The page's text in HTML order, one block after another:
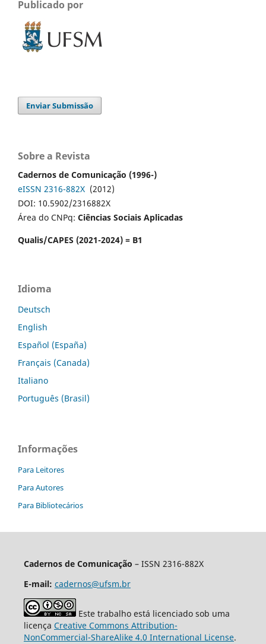
Publicado por
Enviar Submissão
Sobre a Revista
Cadernos de Comunicação (1996-)
eISSN 2316-882X (2012)
DOI: 10.5902/2316882X
Área do CNPq: Ciências Sociais Aplicadas
Qualis/CAPES (2021-2024) = B1
Idioma
Deutsch
English
Español (España)
Français (Canada)
Italiano
Português (Brasil)
Informações
Para Leitores
Para Autores
Para Bibliotecários
Cadernos de Comunicação – ISSN 2316-882X
E-mail: cadernos@ufsm.br
Este trabalho está licenciado sob uma
licença Creative Commons Attribution-
NonCommercial-ShareAlike 4.0 International License.